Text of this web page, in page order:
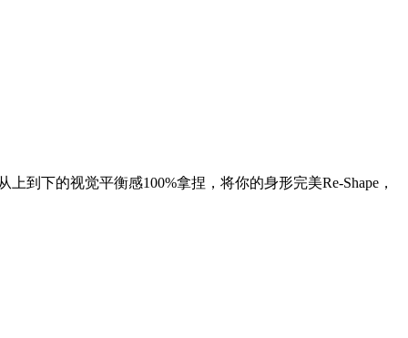
下的视觉平衡感100%拿捏，将你的身形完美Re-Shape，